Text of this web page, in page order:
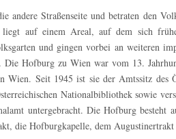
andere Straßenseite und betraten den
liegt auf einem Areal, auf dem sich
und gingen vorbei an weiteren
Die Hofburg zu Wien war vom 13.
Wien. Seit 1945 ist sie der Amtssitz des
Nationalbibliothek sowie
untergebracht. Die Hofburg besteht
die Hofburgkapelle, dem Augustinertrakt